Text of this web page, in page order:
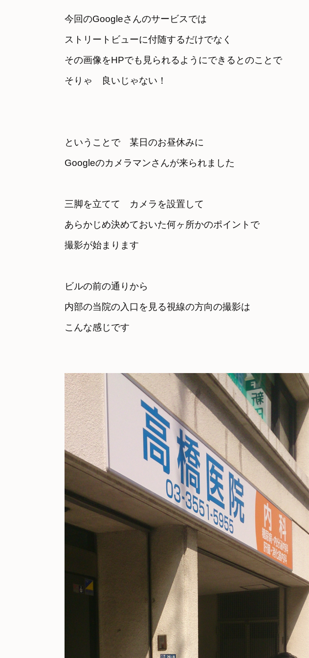
今回のGoogleさんのサービスでは
ストリートビューに付随するだけでなく
その画像をHPでも見られるようにできるとのことで
そりゃ　良いじゃない！
ということで　某日のお昼休みに
Googleのカメラマンさんが来られました
三脚を立てて　カメラを設置して
あらかじめ決めておいた何ヶ所かのポイントで
撮影が始まります
ビルの前の通りから
内部の当院の入口を見る視線の方向の撮影は
こんな感じです